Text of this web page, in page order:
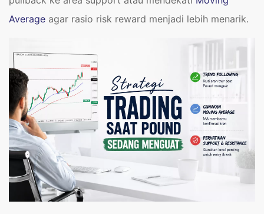
Average agar rasio risk reward menjadi lebih menarik.